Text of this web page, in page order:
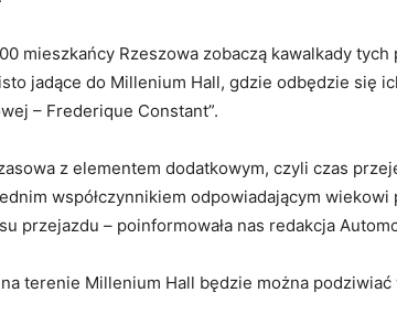
mieszkańcy Rzeszowa zobaczą kawalkady tych
jadące do Millenium Hall, gdzie odbędzie się
– Frederique Constant”.
z elementem dodatkowym, czyli czas
współczynnikiem odpowiadającym wiekowi
przejazdu – poinformowała nas redakcja
terenie Millenium Hall będzie można